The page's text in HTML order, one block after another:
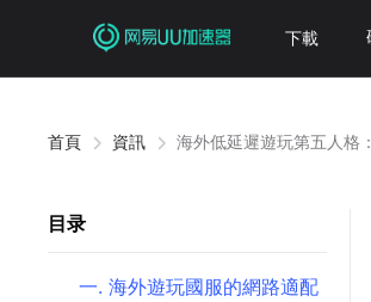
下載
首頁 資訊 海外低延遲遊玩第五人格
目录
一. 海外遊玩國服的網路適配